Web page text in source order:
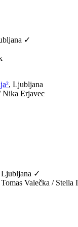
✓
, Ljubljana
Nika Erjavec
Ljubljana ✓
Tomas Valečka / Stella